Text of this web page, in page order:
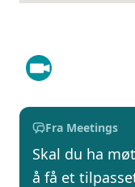
Fra Meetings
Skal du ha
å få et